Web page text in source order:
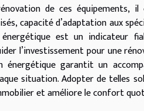
de ces équipements,
capacité d’adaptation aux
est un indicateur
l’investissement pour une
énergétique garantit un
situation. Adopter de telles
et améliore le confort